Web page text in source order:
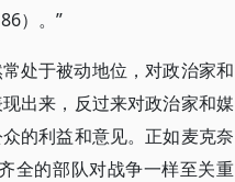
）。”
处于被动地位，对政治家和
出来，反过来对政治家和媒
的利益和意见。正如麦克奈
全的部队对战争一样至关重